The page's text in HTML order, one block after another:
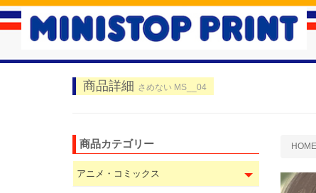
商品詳細 さめない MS__04
HOME
商品カテゴリー
アニメ・コミックス